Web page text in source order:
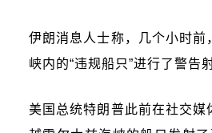
伊朗消息人士称，几个小时前
峡内的“违规船只”进行了警告
美国总统特朗普此前在社交媒